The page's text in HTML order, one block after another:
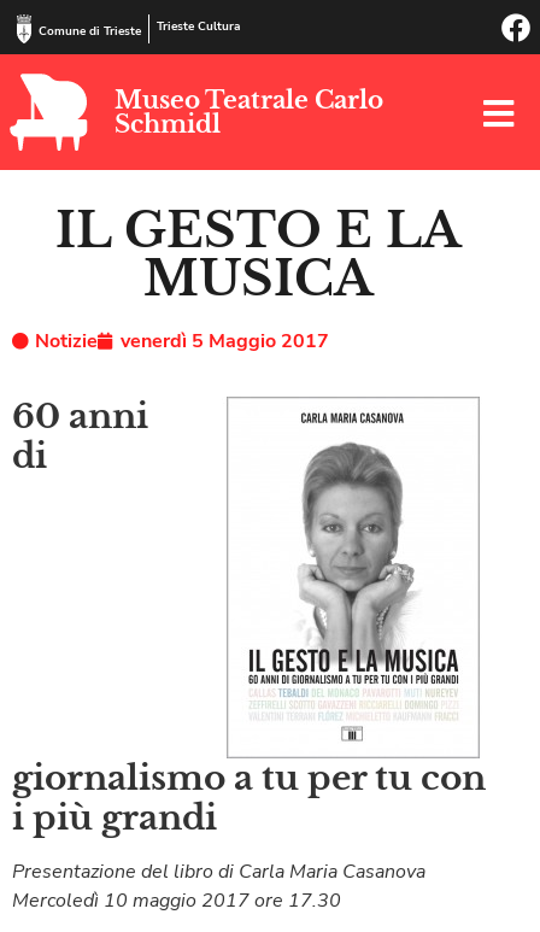
Comune di Trieste Trieste Cultura
Museo Teatrale Carlo
Schmidl
IL GESTO E LA
MUSICA
Notizie venerdì 5 Maggio 2017
60 anni
di
giornalismo a tu per tu con
i più grandi
Presentazione del libro di Carla Maria Casanova
Mercoledì 10 maggio 2017 ore 17.30